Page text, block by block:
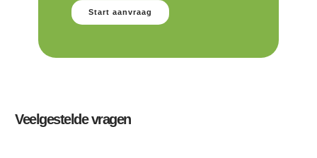
Start aanvraag
Veelgestelde vragen